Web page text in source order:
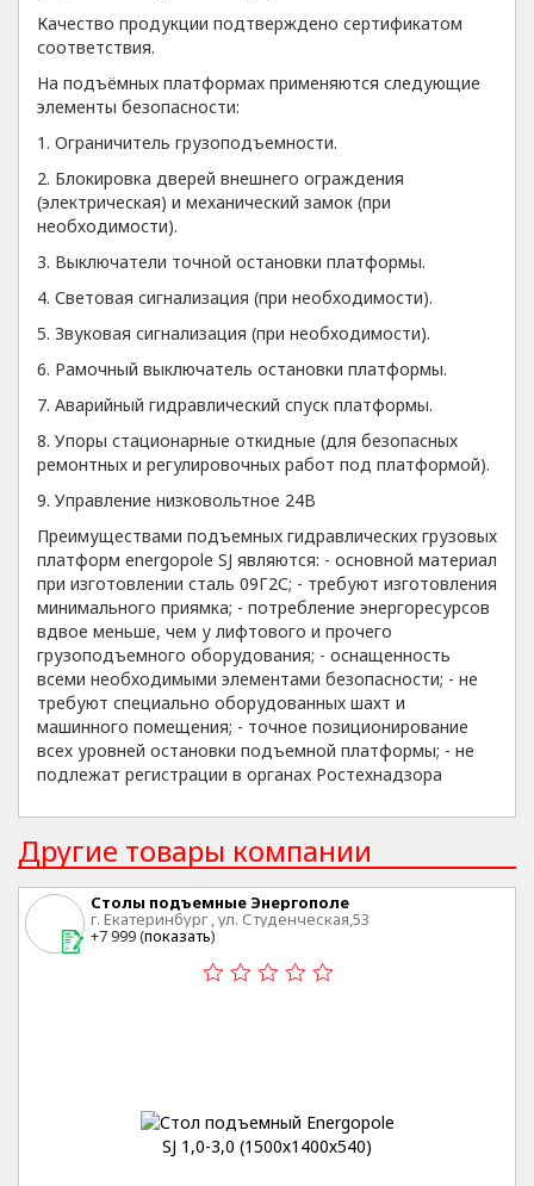
Качество продукции подтверждено сертификатом
соответствия.
На подъёмных платформах применяются следующие
элементы безопасности:
1. Ограничитель грузоподъемности.
2. Блокировка дверей внешнего ограждения
(электрическая) и механический замок (при
необходимости).
3. Выключатели точной остановки платформы.
4. Световая сигнализация (при необходимости).
5. Звуковая сигнализация (при необходимости).
6. Рамочный выключатель остановки платформы.
7. Аварийный гидравлический спуск платформы.
8. Упоры стационарные откидные (для безопасных
ремонтных и регулировочных работ под платформой).
9. Управление низковольтное 24В
Преимуществами подъемных гидравлических грузовых
платформ energopole SJ являются: - основной материал
при изготовлении сталь 09Г2С; - требуют изготовления
минимального приямка; - потребление энергоресурсов
вдвое меньше, чем у лифтового и прочего
грузоподъемного оборудования; - оснащенность
всеми необходимыми элементами безопасности; - не
требуют специально оборудованных шахт и
машинного помещения; - точное позиционирование
всех уровней остановки подъемной платформы; - не
подлежат регистрации в органах Ростехнадзора
Другие товары компании
Столы подъемные Энергополе
г. Екатеринбург , ул. Студенческая,53
+7 999 (показать)